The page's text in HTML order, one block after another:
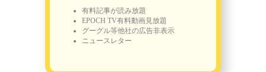
有料記事が読み放題
EPOCH TV有料動画見放題
グーグル等他社の広告非表示
ニュースレター